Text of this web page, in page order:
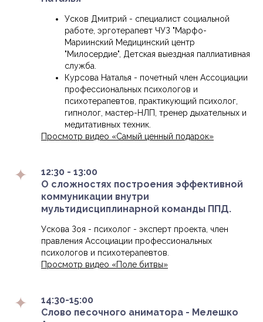
Усков Дмитрий - специалист социальной
работе, эрготерапевт ЧУЗ "Марфо-
Мариинский Медицинский центр
"Милосердие", Детская выездная паллиативная
служба.
Курсова Наталья - почетный член Ассоциации
профессиональных психологов и
психотерапевтов, практикующий психолог,
гипнолог, мастер-НЛП, тренер дыхательных и
медитативных техник.
Просмотр видео «Самый ценный подарок»
12:30 - 13:00
О сложностях построения эффективной
коммуникации внутри
мультидисциплинарной команды ППД.
Ускова Зоя - психолог - эксперт проекта, член
правления Ассоциации профессиональных
психологов и психотерапевтов.
Просмотр видео «Поле битвы»
14:30-15:00
Слово песочного аниматора - Мелешко